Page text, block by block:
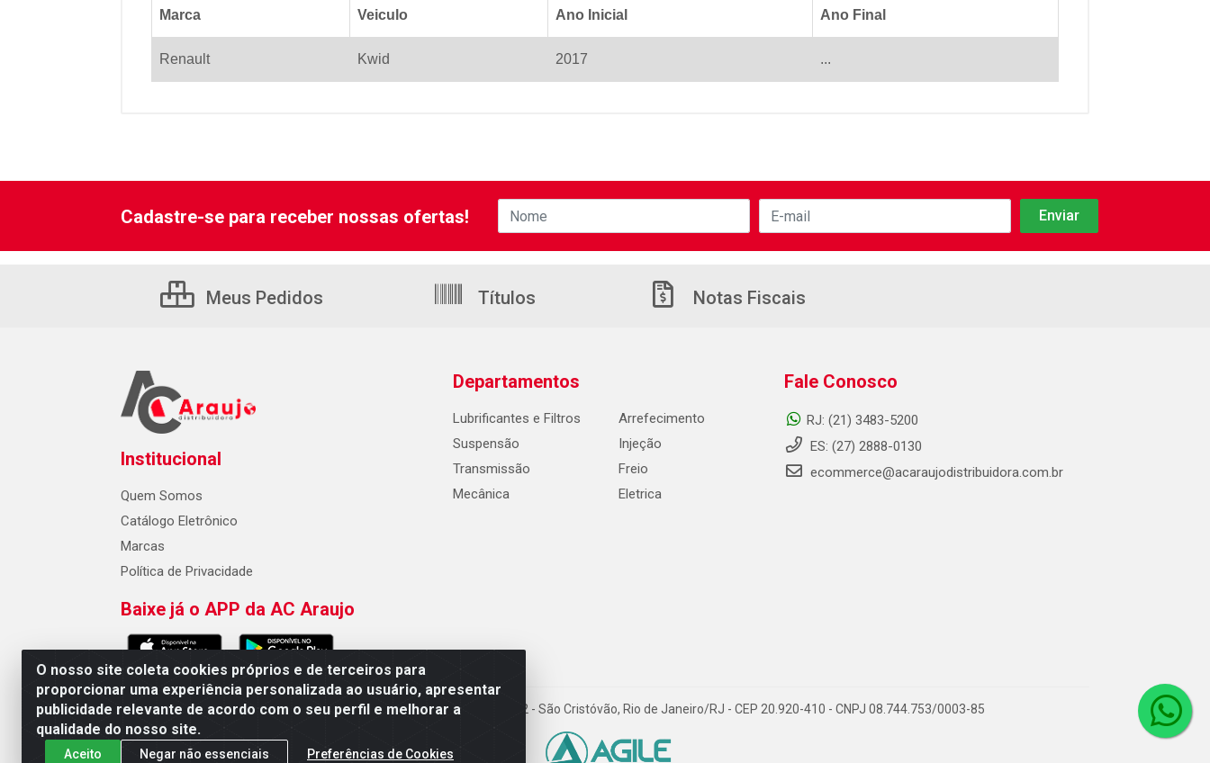
Marca Veiculo Ano Inicial Ano Final
Renault Kwid 2017 ...
O nosso site coleta cookies próprios e de terceiros para
proporcionar uma experiência personalizada ao usuário, apresentar
publicidade relevante de acordo com o seu perfil e melhorar a
qualidade do nosso site.
Aceito Negar não essenciais Preferências de Cookies
Cadastre-se para receber nossas ofertas!
Meus Pedidos Títulos Notas Fiscais
Institucional
Quem Somos
Catálogo Eletrônico
Marcas
Política de Privacidade
Baixe já o APP da AC Araujo
Departamentos
Lubrificantes e Filtros
Suspensão
Transmissão
Mecânica
Arrefecimento
Injeção
Freio
Eletrica
Fale Conosco
RJ: (21) 3483-5200
ES: (27) 2888-0130
ecommerce@acaraujodistribuidora.com.br
AC Araujo Distribuidora - Rua Carneiro de Campos, 42 - São Cristóvão, Rio de Janeiro/RJ - CEP 20.920-410 - CNPJ 08.744.753/0003-85